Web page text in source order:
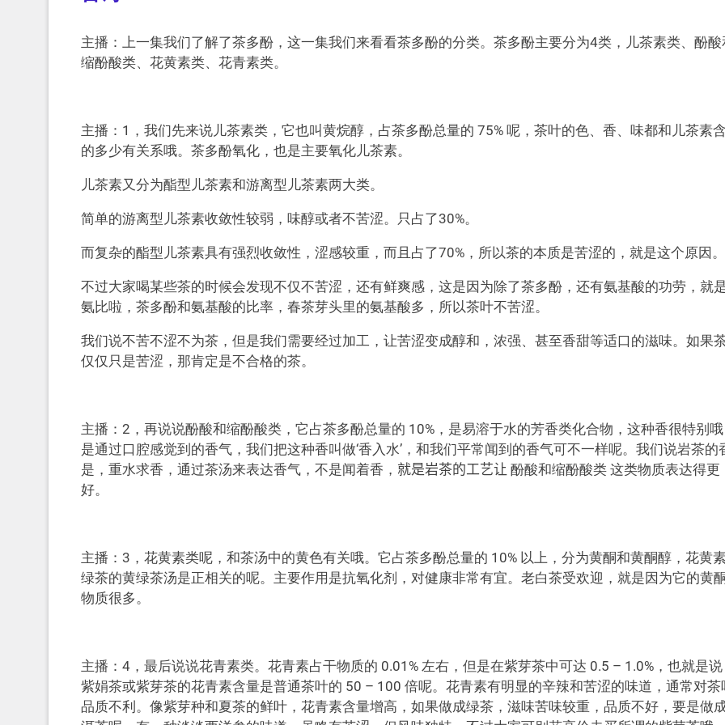
主播：上一集我们了解了茶多酚，这一集我们来看看茶多酚的分类。茶多酚主要分为4类，儿茶素类、酚酸
缩酚酸类、花黄素类、花青素类。
主播：1，我们先来说儿茶素类，它也叫黄烷醇，占茶多酚总量的 75% 呢，茶叶的色、香、味都和儿茶素
的多少有关系哦。茶多酚氧化，也是主要氧化儿茶素。
儿茶素又分为酯型儿茶素和游离型儿茶素两大类。
简单的游离型儿茶素收敛性较弱，味醇或者不苦涩。只占了30%。
而复杂的酯型儿茶素具有强烈收敛性，涩感较重，而且占了70%，所以茶的本质是苦涩的，就是这个原因。
不过大家喝某些茶的时候会发现不仅不苦涩，还有鲜爽感，这是因为除了茶多酚，还有氨基酸的功劳，就
氨比啦，茶多酚和氨基酸的比率，春茶芽头里的氨基酸多，所以茶叶不苦涩。
我们说不苦不涩不为茶，但是我们需要经过加工，让苦涩变成醇和，浓强、甚至香甜等适口的滋味。如果
仅仅只是苦涩，那肯定是不合格的茶。
主播：2，再说说酚酸和缩酚酸类，它占茶多酚总量的 10%，是易溶于水的芳香类化合物，这种香很特别哦
是通过口腔感觉到的香气，我们把这种香叫做‘香入水’，和我们平常闻到的香气可不一样呢。我们说岩茶的
是，重水求香，通过茶汤来表达香气，不是闻着香， 就是岩茶的工艺让 酚酸和缩酚酸类 这类物质表达得更
好。
主播：3，花黄素类呢，和茶汤中的黄色有关哦。它占茶多酚总量的 10% 以上，分为黄酮和黄酮醇，花黄
绿茶的黄绿茶汤是正相关的呢。主要作用是抗氧化剂，对健康非常有宜。老白茶受欢迎，就是因为它的黄
物质很多。
主播：4，最后说说花青素类。花青素占干物质的 0.01% 左右，但是在紫芽茶中可达 0.5 – 1.0%，也就是说
紫娟茶或紫芽茶的花青素含量是普通茶叶的 50 – 100 倍呢。花青素有明显的辛辣和苦涩的味道，通常对茶
品质不利。像紫芽种和夏茶的鲜叶，花青素含量增高，如果做成绿茶，滋味苦味较重，品质不好，要是做